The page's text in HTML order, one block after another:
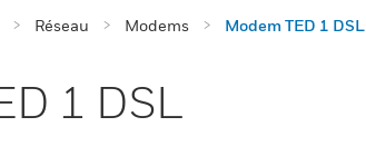
Réseau Modems Modem TED 1 DSL
1 DSL